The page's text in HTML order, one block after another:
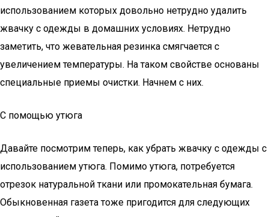
использованием которых довольно нетрудно удалить
жвачку с одежды в домашних условиях. Нетрудно
заметить, что жевательная резинка смягчается с
увеличением температуры. На таком свойстве основаны
специальные приемы очистки. Начнем с них.
С помощью утюга
Давайте посмотрим теперь, как убрать жвачку с одежды с
использованием утюга. Помимо утюга, потребуется
отрезок натуральной ткани или промокательная бумага.
Обыкновенная газета тоже пригодится для следующих